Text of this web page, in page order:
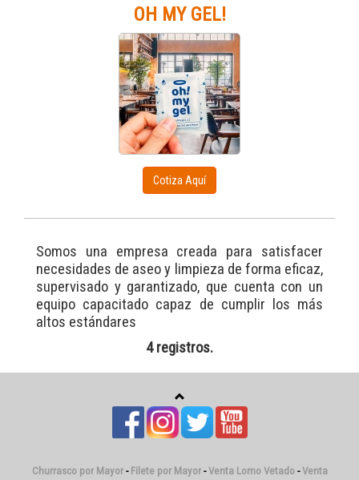
OH MY GEL!
Cotiza Aquí
Somos una empresa creada para satisfacer
necesidades de aseo y limpieza de forma eficaz,
supervisado y garantizado, que cuenta con un
equipo capacitado capaz de cumplir los más
altos estándares
4 registros.
Churrasco por Mayor- Filete por Mayor-Venta Lomo Vetado-Venta